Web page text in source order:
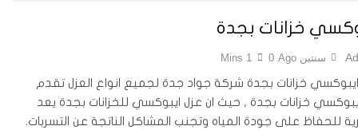
خزانات بجدة
سنتين Ago 0
1 Mins
خزانات بجدة شركة جواد جدة لجميع انواع العزل تقدم
خزانات بجدة , حيث ان عزل ايبوكسي للخزانات بجدة يعد
للحفاظ على جودة المياه وتجنب المشاكل الناتجة عن التسربات.